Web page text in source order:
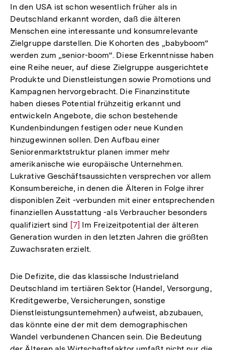
In den USA ist schon wesentlich früher als in
Deutschland erkannt worden, daß die älteren
Menschen eine interessante und konsumrelevante
Zielgruppe darstellen. Die Kohorten des „babyboom“
werden zum „senior-boom“. Diese Erkenntnisse haben
eine Reihe neuer, auf diese Zielgruppe ausgerichtete
Produkte und Dienstleistungen sowie Promotions und
Kampagnen hervorgebracht. Die Finanzinstitute
haben dieses Potential frühzeitig erkannt und
entwickeln Angebote, die schon bestehende
Kundenbindungen festigen oder neue Kunden
hinzugewinnen sollen. Den Aufbau einer
Seniorenmarktstruktur planen immer mehr
amerikanische wie europäische Unternehmen.
Lukrative Geschäftsaussichten versprechen vor allem
Konsumbereiche, in denen die Älteren in Folge ihrer
disponiblen Zeit -verbunden mit einer entsprechenden
finanziellen Ausstattung -als Verbraucher besonders
qualifiziert sind Zur
Auflösung
der
[7] Im Freizeitpotential der älteren
Generation wurden in den letzten Jahren die größten
Zuwachsraten erzielt.
Die Defizite, die das klassische Industrieland
Deutschland im tertiären Sektor (Handel, Versorgung,
Kreditgewerbe, Versicherungen, sonstige
Dienstleistungsuntemehmen) aufweist, abzubauen,
das könnte eine der mit dem demographischen
Wandel verbundenen Chancen sein. Die Bedeutung